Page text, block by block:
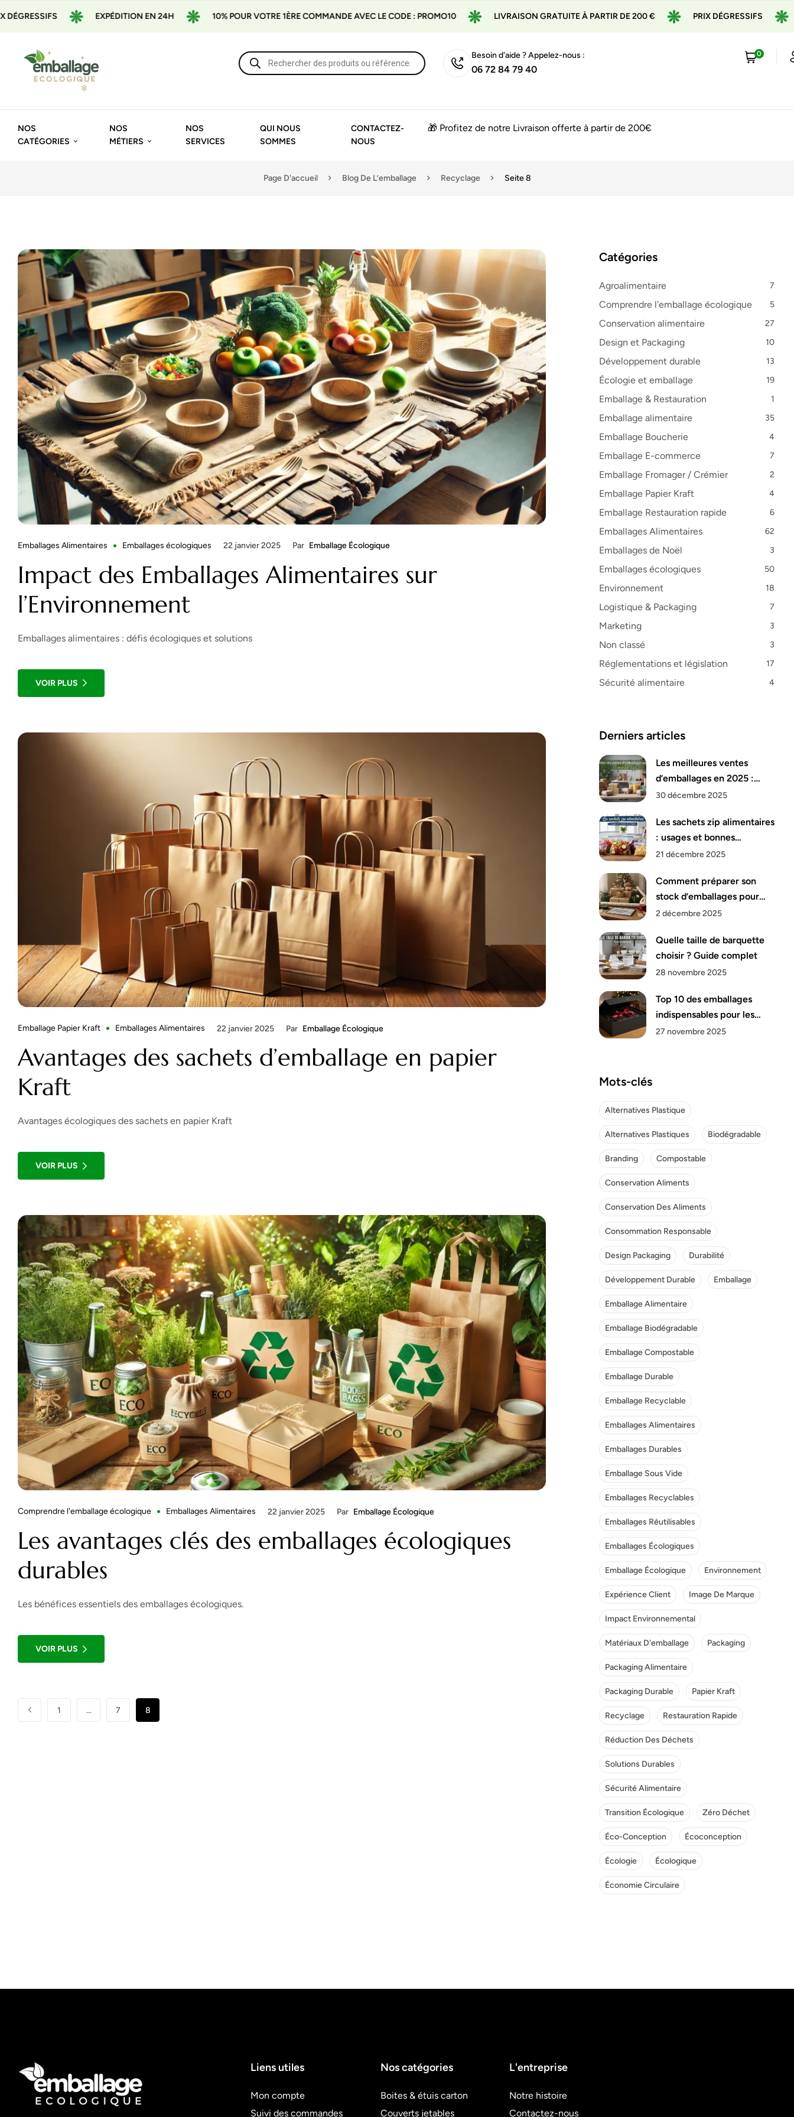
EXPÉDITION EN 24H 10% POUR VOTRE 1ÈRE COMMANDE AVEC LE CODE : PROMO10 LIVRAISON GRATUITE À PARTIR DE 200 € PRIX DÉGRESSIFS EXPÉDITION
Besoin d'aide ? Appelez-nous :
06 72 84 79 40
0
NOS
CATÉGORIES
NOS
MÉTIERS
NOS
SERVICES
QUI NOUS
SOMMES
CONTACTEZ-
NOUS
🎁 Profitez de notre Livraison offerte à partir de 200€
Page D'accueil Blog De L’emballage Recyclage Seite 8
22 janvier 2025
Emballages Alimentaires Emballages écologiques Par Emballage Écologique
Impact des Emballages Alimentaires sur
l’Environnement
Emballages alimentaires : défis écologiques et solutions
VOIR PLUS
22 janvier 2025
Emballage Papier Kraft Emballages Alimentaires Par Emballage Écologique
Avantages des sachets d’emballage en papier
Kraft
Avantages écologiques des sachets en papier Kraft
VOIR PLUS
22 janvier 2025
Comprendre l'emballage écologique Emballages Alimentaires Par Emballage Écologique
Les avantages clés des emballages écologiques
durables
Les bénéfices essentiels des emballages écologiques.
VOIR PLUS
1 … 7 8
Catégories
Agroalimentaire 7
Comprendre l'emballage écologique 5
Conservation alimentaire 27
Design et Packaging 10
Développement durable 13
Écologie et emballage 19
Emballage & Restauration 1
Emballage alimentaire 35
Emballage Boucherie 4
Emballage E-commerce 7
Emballage Fromager / Crémier 2
Emballage Papier Kraft 4
Emballage Restauration rapide 6
Emballages Alimentaires 62
Emballages de Noël 3
Emballages écologiques 50
Environnement 18
Logistique & Packaging 7
Marketing 3
Non classé 3
Réglementations et législation 17
Sécurité alimentaire 4
Derniers articles
Les meilleures ventes
d’emballages en 2025 :
analyse
30 décembre 2025
Les sachets zip alimentaires
: usages et bonnes
pratiques
21 décembre 2025
Comment préparer son
stock d’emballages pour
Noël ?
2 décembre 2025
Quelle taille de barquette
choisir ? Guide complet
28 novembre 2025
Top 10 des emballages
indispensables pour les
fêtes de fin d’année
27 novembre 2025
Mots-clés
Alternatives Plastique
Alternatives Plastiques Biodégradable
Branding Compostable
Conservation Aliments
Conservation Des Aliments
Consommation Responsable
Design Packaging Durabilité
Développement Durable Emballage
Emballage Alimentaire
Emballage Biodégradable
Emballage Compostable
Emballage Durable
Emballage Recyclable
Emballages Alimentaires
Emballages Durables
Emballage Sous Vide
Emballages Recyclables
Emballages Réutilisables
Emballages Écologiques
Emballage Écologique Environnement
Expérience Client Image De Marque
Impact Environnemental
Matériaux D'emballage Packaging
Packaging Alimentaire
Packaging Durable Papier Kraft
Recyclage Restauration Rapide
Réduction Des Déchets
Solutions Durables
Sécurité Alimentaire
Transition Écologique Zéro Déchet
Éco-Conception Écoconception
Écologie Écologique
Économie Circulaire
Liens utiles
Mon compte
Suivi des commandes
Nos catégories
Boites & étuis carton
Couverts jetables
L'entreprise
Notre histoire
Contactez-nous